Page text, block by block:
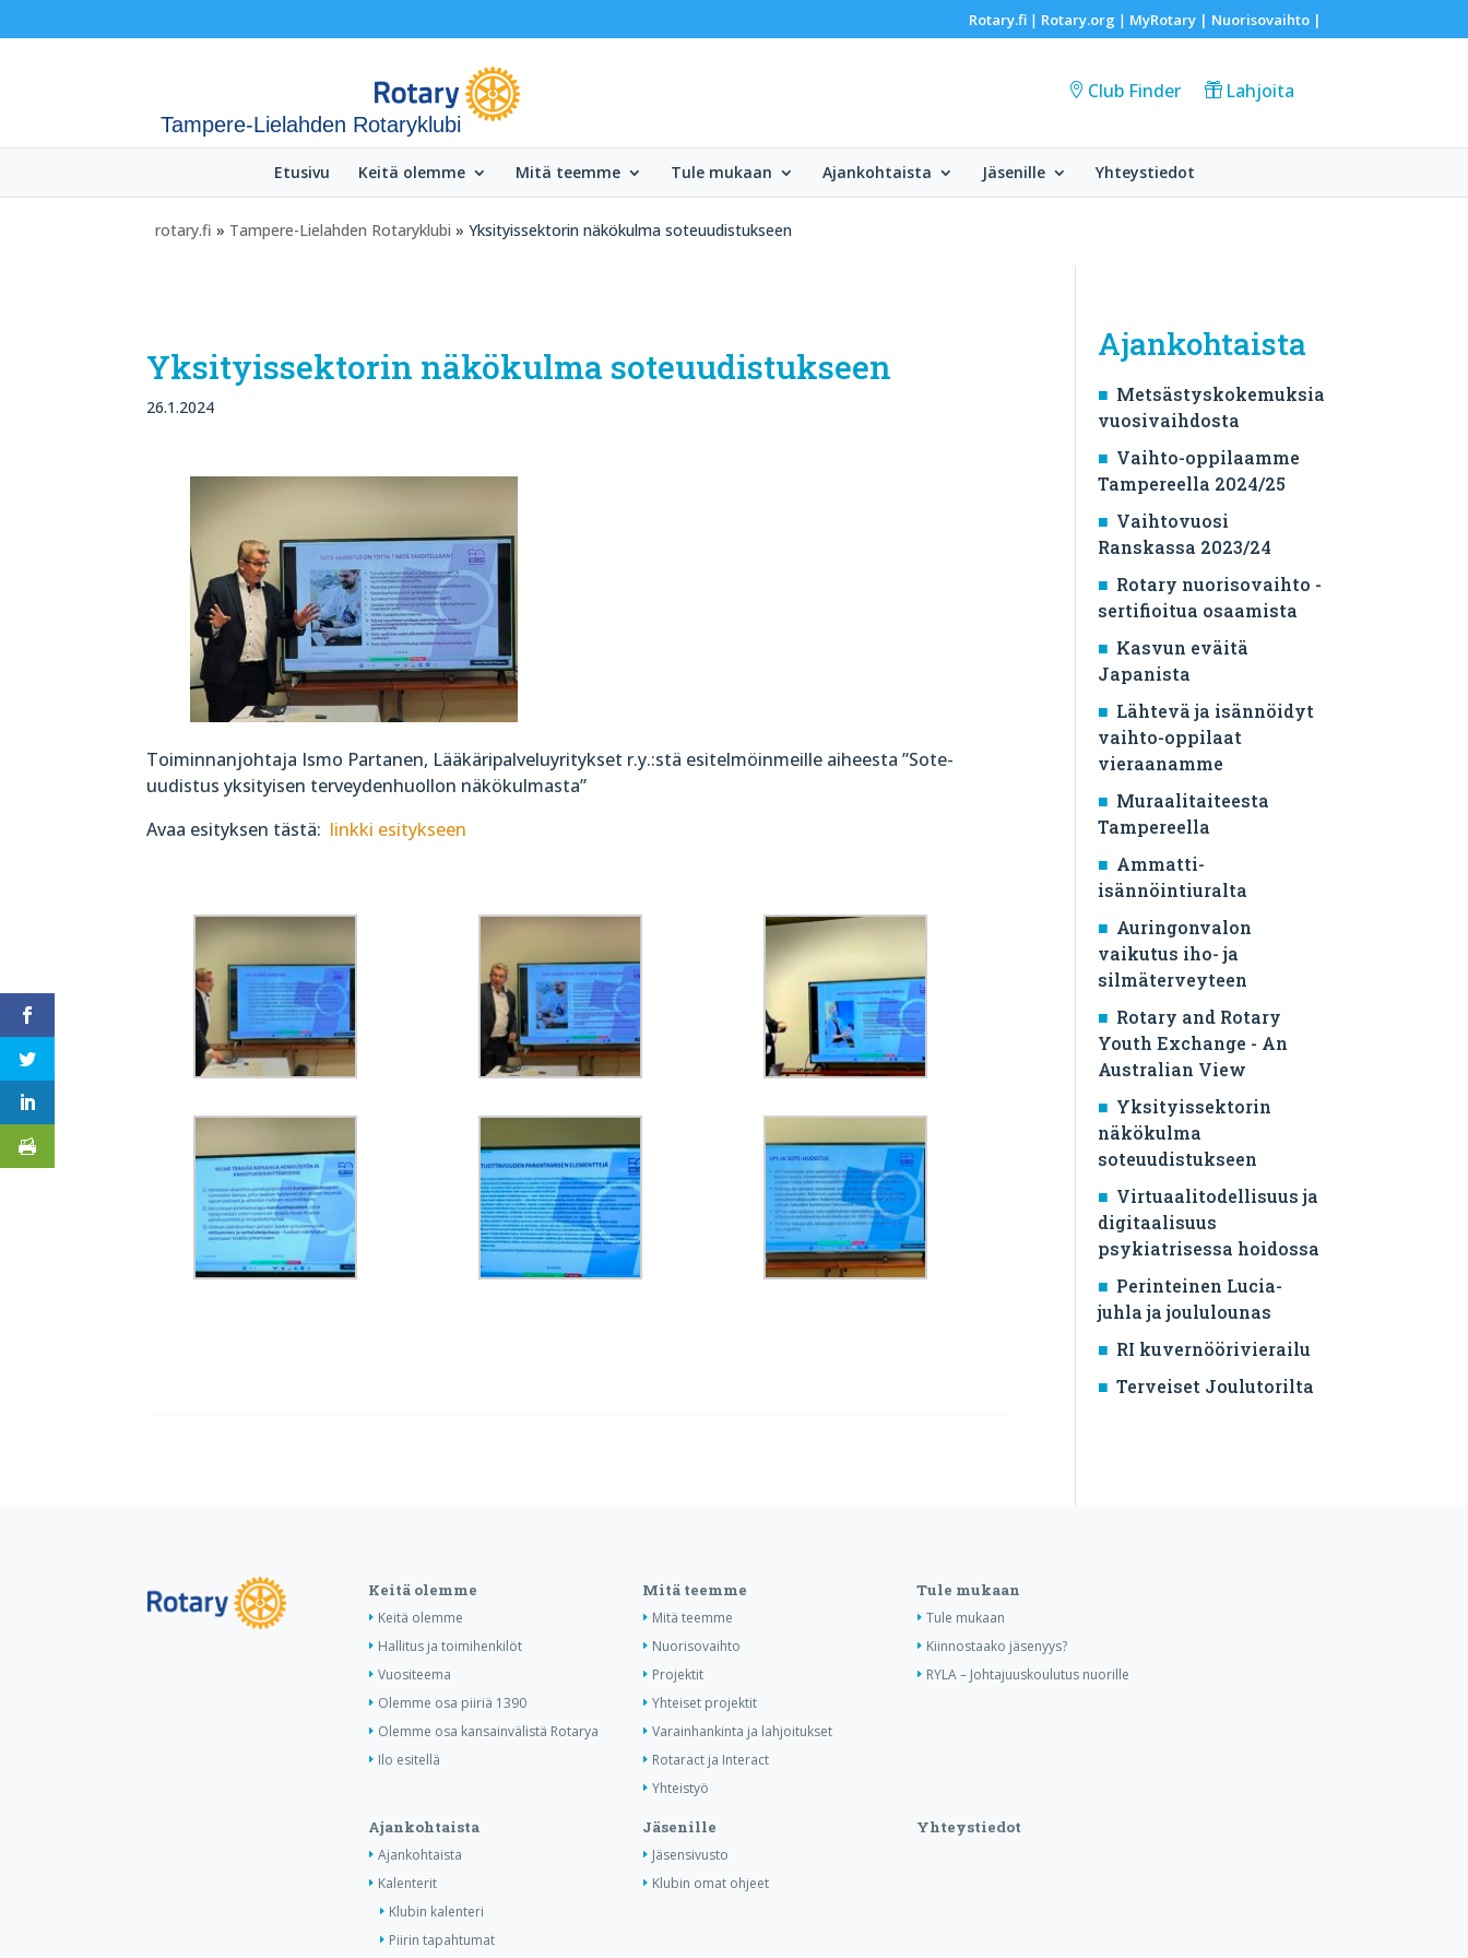
Rotary.fi| Rotary.org | MyRotary | Nuorisovaihto|
Tampere-Lielahden Rotaryklubi
Club Finder Lahjoita
Etusivu Keitä olemme Mitä teemme Tule mukaan Ajankohtaista Jäsenille Yhteystiedot
rotary.fi » Tampere-Lielahden Rotaryklubi » Yksityissektorin näkökulma soteuudistukseen
Yksityissektorin näkökulma soteuudistukseen
26.1.2024
Toiminnanjohtaja Ismo Partanen, Lääkäripalveluyritykset r.y.:stä esitelmöinmeille aiheesta ”Sote-
uudistus yksityisen terveydenhuollon näkökulmasta”
Avaa esityksen tästä: linkki esitykseen
Ajankohtaista
Metsästyskokemuksia
vuosivaihdosta
Vaihto-oppilaamme
Tampereella 2024/25
Vaihtovuosi
Ranskassa 2023/24
Rotary nuorisovaihto -
sertifioitua osaamista
Kasvun eväitä
Japanista
Lähtevä ja isännöidyt
vaihto-oppilaat
vieraanamme
Muraalitaiteesta
Tampereella
Ammatti-
isännöintiuralta
Auringonvalon
vaikutus iho- ja
silmäterveyteen
Rotary and Rotary
Youth Exchange - An
Australian View
Yksityissektorin
näkökulma
soteuudistukseen
Virtuaalitodellisuus ja
digitaalisuus
psykiatrisessa hoidossa
Perinteinen Lucia-
juhla ja joululounas
RI kuvernöörivierailu
Terveiset Joulutorilta
Keitä olemme
Keitä olemme
Hallitus ja toimihenkilöt
Vuositeema
Olemme osa piiriä 1390
Olemme osa kansainvälistä Rotarya
Ilo esitellä
Mitä teemme
Mitä teemme
Nuorisovaihto
Projektit
Yhteiset projektit
Varainhankinta ja lahjoitukset
Rotaract ja Interact
Yhteistyö
Tule mukaan
Tule mukaan
Kiinnostaako jäsenyys?
RYLA – Johtajuuskoulutus nuorille
Ajankohtaista
Ajankohtaista
Kalenterit
Klubin kalenteri
Piirin tapahtumat
Jäsenille
Jäsensivusto
Klubin omat ohjeet
Yhteystiedot